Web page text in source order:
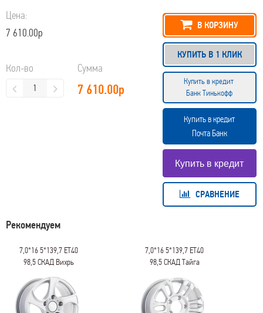
Цена:
7 610.00р
Кол-во Сумма
7 610.00р
В КОРЗИНУ
КУПИТЬ В 1 КЛИК
Купить в кредит
Банк Тинькофф
Купить в кредит
Почта Банк
СРАВНЕНИЕ
Рекомендуем
7,0*16 5*139,7 ET40
98,5 СКАД Вихрь
7,0*16 5*139,7 ET40
98,5 СКАД Тайга